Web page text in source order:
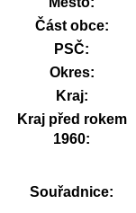
Část obce:
PSČ:
Okres:
Kraj:
Kraj před rokem
1960:
Souřadnice: